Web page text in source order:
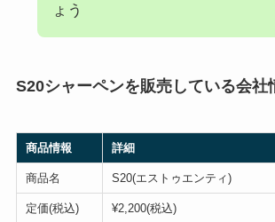
ょう
S20シャーペンを販売している会社
商品情報 詳細
商品名 S20(エストゥエンティ)
定価(税込) ¥2,200(税込)